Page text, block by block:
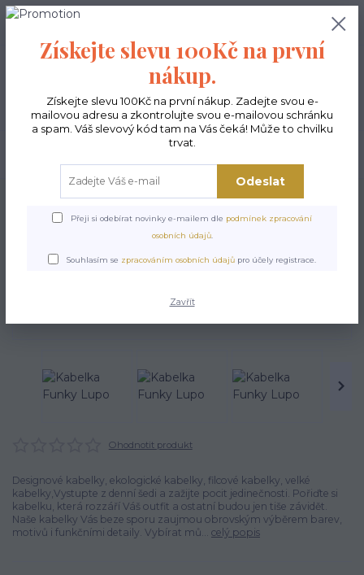
0,00 Kč
Kabelky ekologické Kabelky střední
Kabelka Funky Lupo
Ohodnotit produkt
Designové kabelky, ekologické kabelky, filcové kabelky, velké
kabelky,Vystupte z denní šedi a zažijte pocit jedinečnosti. Pořiďte si
kabelku, která rozzáří Váš outfit a ostatní budou jen tiše závidět.
Naše kabelky Vás beze sporu zaujmou obrovským výběrem barev,
motivů i funkčními detaily. Vybírat mů... celý popis
Získejte slevu 100Kč na první
nákup.
Získejte slevu 100Kč na první nákup. Zadejte svou e-
mailovou adresu a zkontrolujte svou e-mailovou schránku
a spam. Váš slevový kód tam na Vás čeká! Může to chvilku
trvat.
Odeslat
Přeji si odebírat novinky e-mailem dle podmínek zpracování
osobních údajů.
Souhlasím se zpracováním osobních údajů pro účely registrace.
Zavřít